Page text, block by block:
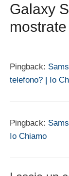
Galaxy
Pingback:
telefono? | Io
Pingback:
Io Chiamo